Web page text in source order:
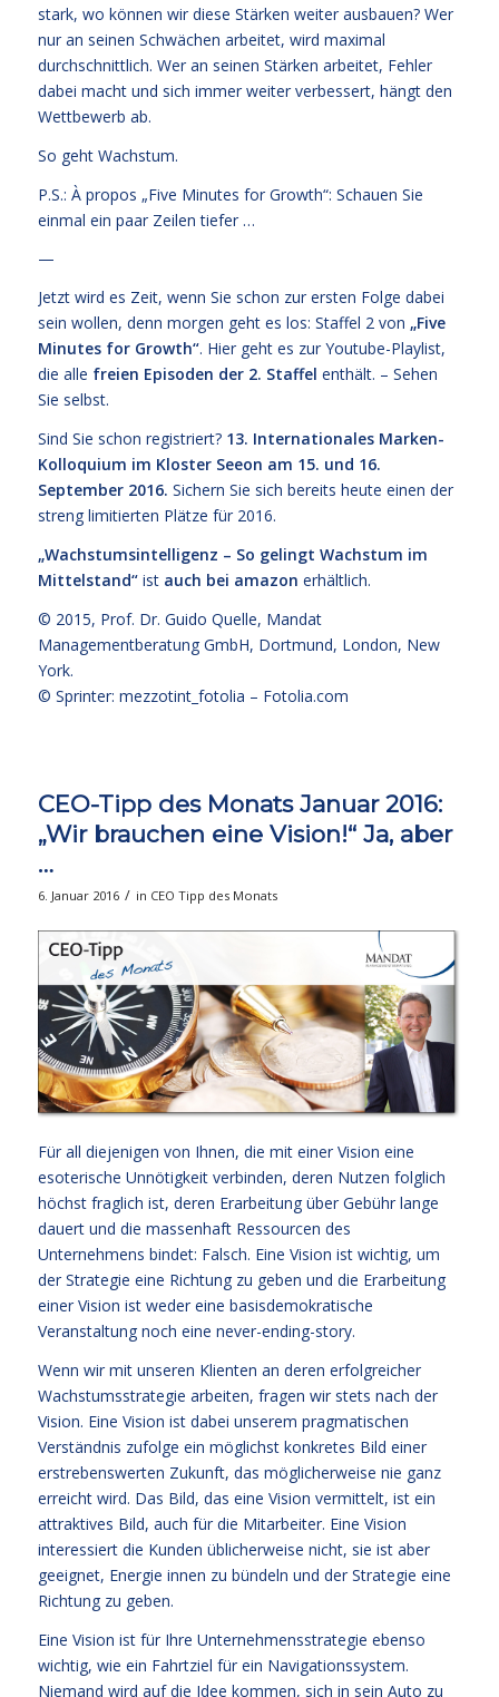
stark, wo können wir diese Stärken weiter ausbauen? Wer
nur an seinen Schwächen arbeitet, wird maximal
durchschnittlich. Wer an seinen Stärken arbeitet, Fehler
dabei macht und sich immer weiter verbessert, hängt den
Wettbewerb ab.
So geht Wachstum.
P.S.: À propos „Five Minutes for Growth“: Schauen Sie
einmal ein paar Zeilen tiefer …
—
Jetzt wird es Zeit, wenn Sie schon zur ersten Folge dabei
sein wollen, denn morgen geht es los: Staffel 2 von „Five
Minutes for Growth“. Hier geht es zur Youtube-Playlist,
die alle freien Episoden der 2. Staffel enthält. – Sehen
Sie selbst.
Sind Sie schon registriert? 13. Internationales Marken-
Kolloquium im Kloster Seeon am 15. und 16.
September 2016. Sichern Sie sich bereits heute einen der
streng limitierten Plätze für 2016.
„Wachstumsintelligenz – So gelingt Wachstum im
Mittelstand“ist auch bei amazon erhältlich.
© 2015, Prof. Dr. Guido Quelle, Mandat
Managementberatung GmbH, Dortmund, London, New
York.
© Sprinter: mezzotint_fotolia – Fotolia.com
CEO-Tipp des Monats Januar 2016:
„Wir brauchen eine Vision!“ Ja, aber
…
6. Januar 2016 / in CEO Tipp des Monats
Für all diejenigen von Ihnen, die mit einer Vision eine
esoterische Unnötigkeit verbinden, deren Nutzen folglich
höchst fraglich ist, deren Erarbeitung über Gebühr lange
dauert und die massenhaft Ressourcen des
Unternehmens bindet: Falsch. Eine Vision ist wichtig, um
der Strategie eine Richtung zu geben und die Erarbeitung
einer Vision ist weder eine basisdemokratische
Veranstaltung noch eine never-ending-story.
Wenn wir mit unseren Klienten an deren erfolgreicher
Wachstumsstrategie arbeiten, fragen wir stets nach der
Vision. Eine Vision ist dabei unserem pragmatischen
Verständnis zufolge ein möglichst konkretes Bild einer
erstrebenswerten Zukunft, das möglicherweise nie ganz
erreicht wird. Das Bild, das eine Vision vermittelt, ist ein
attraktives Bild, auch für die Mitarbeiter. Eine Vision
interessiert die Kunden üblicherweise nicht, sie ist aber
geeignet, Energie innen zu bündeln und der Strategie eine
Richtung zu geben.
Eine Vision ist für Ihre Unternehmensstrategie ebenso
wichtig, wie ein Fahrtziel für ein Navigationssystem.
Niemand wird auf die Idee kommen, sich in sein Auto zu